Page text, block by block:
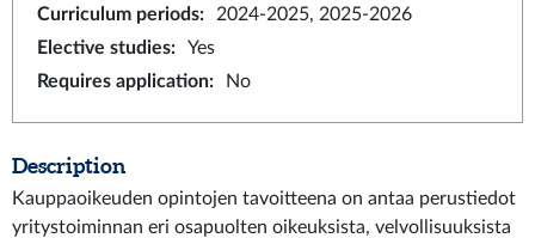
Curriculum periods:
2024-2025, 2025-2026
Elective studies:
Yes
Requires application: No
Description
Kauppaoikeuden opintojen tavoitteena on antaa perustiedot
yritystoiminnan eri osapuolten oikeuksista, velvollisuuksista